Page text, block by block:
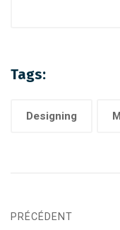
Tags:
Designing
PRÉCÉDENT